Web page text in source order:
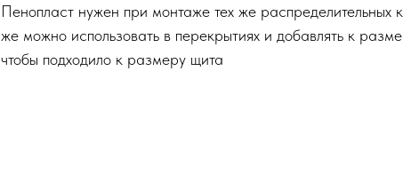
Пенопласт нужен при монтаже тех же распределительных
же можно использовать в перекрытиях и добавлять к
чтобы подходило к размеру щита